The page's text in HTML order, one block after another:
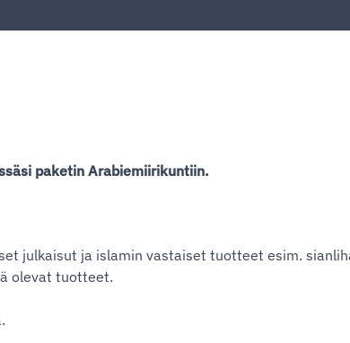
paketin Arabiemiirikuntiin.
julkaisut ja islamin vastaiset tuotteet esim.
olevat tuotteet.